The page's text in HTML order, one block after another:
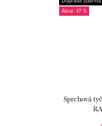
-17 %
Sprchová